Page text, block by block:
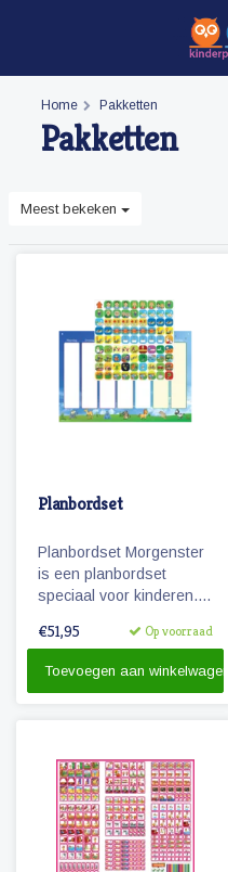
Home Pakketten
Pakketten
Meest bekeken
Planbordset
Planbordset Morgenster
is een planbordset
speciaal voor kinderen.
planbord en een
magnetische
€51,95 Op voorraad
Toevoegen aan winkelwagen